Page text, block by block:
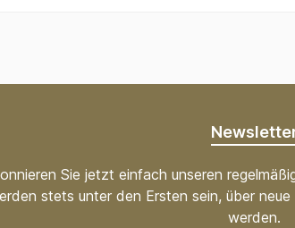
Sie jetzt einfach unseren
stets unter den Ersten sein, über
werden.